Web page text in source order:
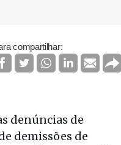
compartilhar:
denúncias de
demissões de